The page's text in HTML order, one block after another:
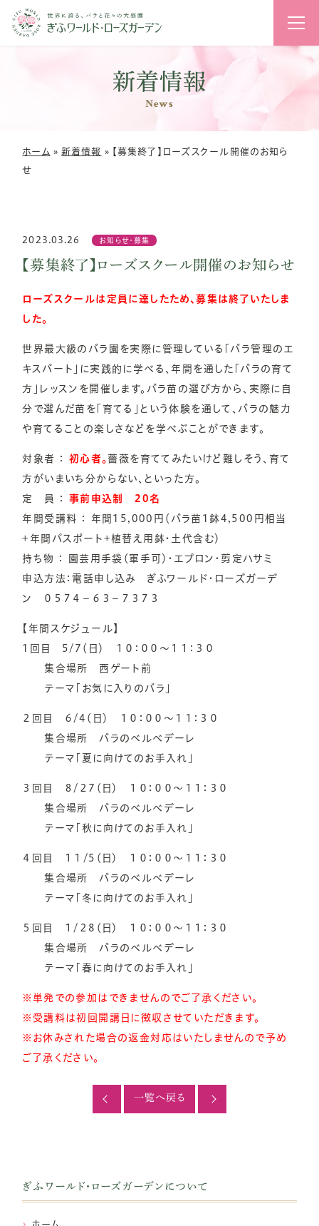
新着情報
News
ホーム »新着情報 »
【募集終了】ローズスクール開催のお知ら
せ
2023.03.26 お知らせ・募集
【募集終了】ローズスクール開催のお知らせ
ローズスクールは定員に達したため、募集は終了いたしま
した。
世界最大級のバラ園を実際に管理している「バラ管理のエ
キスパート」に実践的に学べる、年間を通した「バラの育て
方」レッスンを開催します。バラ苗の選び方から、実際に自
分で選んだ苗を「育てる」という体験を通して、バラの魅力
や育てることの楽しさなどを学べぶことができます。
対象者 ： 初心者。薔薇を育ててみたいけど難しそう、育て
方がいまいち分からない、といった方。
定 員 ： 事前申込制 20名
年間受講料 ： 年間15,000円（バラ苗1鉢4,500円相当
+年間パスポート+植替え用鉢・土代含む）
持ち物 ： 園芸用手袋（軍手可）・エプロン・剪定ハサミ
申込方法：電話申し込み ぎふワールド・ローズガーデ
ン ０５７４－６３－７３７３
【年間スケジュール】
1回目 5/7（日） １０：００～１１：３０
集合場所 西ゲート前
テーマ「お気に入りのバラ」
２回目 ６/4（日） １０：００～１１：３０
集合場所 バラのベルべデーレ
テーマ「夏に向けてのお手入れ」
３回目 ８/２7（日） １０：００～１１：３０
集合場所 バラのベルべデーレ
テーマ「秋に向けてのお手入れ」
４回目 １１/5（日） １０：００～１１：３０
集合場所 バラのベルべデーレ
テーマ「冬に向けてのお手入れ」
５回目 １/２8（日） １０：００～１１：３０
集合場所 バラのベルべデーレ
テーマ「春に向けてのお手入れ」
※単発での参加はできませんのでご了承ください。
※受講料は初回開講日に徴収させていただきます。
※お休みされた場合の返金対応はいたしませんので予め
ご了承ください。
一覧へ戻る
ぎふワールド・ローズガーデンについて